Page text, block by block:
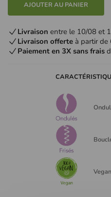
AJOUTER AU PANIER
Livraison entre le 10/08 et
Livraison offerte à partir de
Paiement en 3X sans frais
Vegan